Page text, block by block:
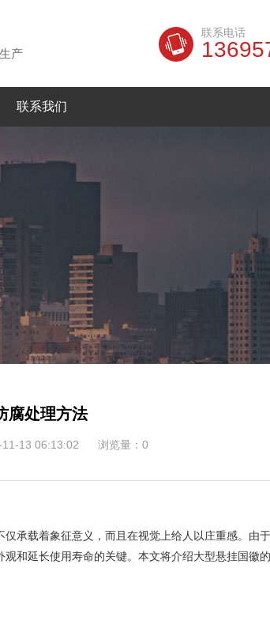
联系电话
产
联系我们
腐处理方法
13 06:13:02 浏览量：0
承载着象征意义，而且在视觉上给人以庄重感。由
和延长使用寿命的关键。本文将介绍大型悬挂国徽